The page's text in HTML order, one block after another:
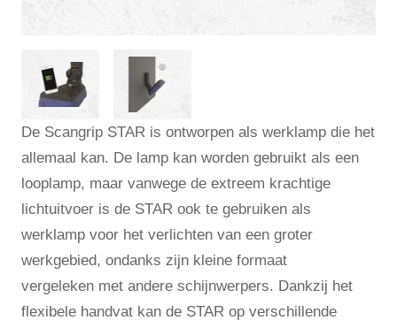
De Scangrip STAR is ontworpen als werklamp die het
allemaal kan. De lamp kan worden gebruikt als een
looplamp, maar vanwege de extreem krachtige
lichtuitvoer is de STAR ook te gebruiken als
werklamp voor het verlichten van een groter
werkgebied, ondanks zijn kleine formaat
vergeleken met andere schijnwerpers. Dankzij het
flexibele handvat kan de STAR op verschillende